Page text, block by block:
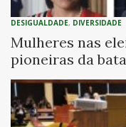
DESIGUALDADE, DIVERSIDADE
Mulheres nas
pioneiras da